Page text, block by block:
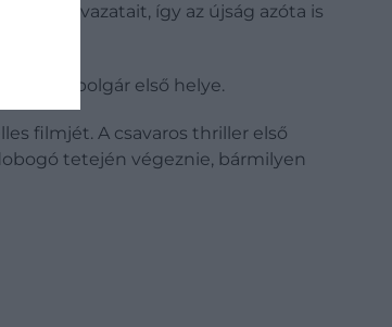
szavazatait, így az újság azóta is
Aranypolgár első helye.
filmjét. A csavaros thriller első
tetején végeznie, bármilyen